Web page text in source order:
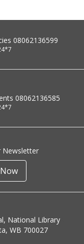
08062136599
08062136585
Newsletter
National Library
WB 700027